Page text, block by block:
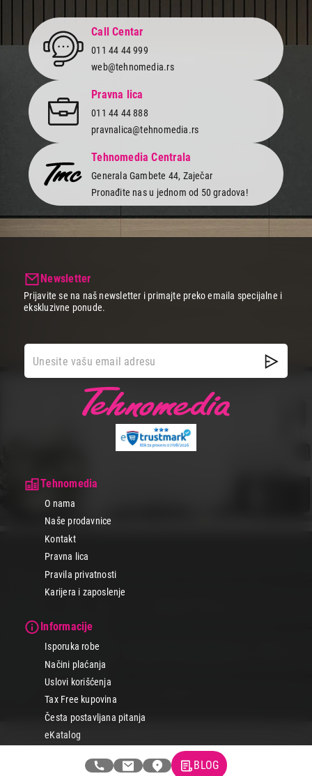
Call Centar
011 44 44 999
web@tehnomedia.rs
Pravna lica
011 44 44 888
pravnalica@tehnomedia.rs
Tehnomedia Centrala
Generala Gambete 44, Zaječar
Pronađite nas u jednom od 50 gradova!
Tehnomedia
O nama
Naše prodavnice
Kontakt
Pravna lica
Pravila privatnosti
Karijera i zaposlenje
Informacije
Isporuka robe
Načini plaćanja
Uslovi korišćenja
Tax Free kupovina
Česta postavljana pitanja
eKatalog
Korisnički servis
Newsletter
Prijavite se na naš newsletter i primajte preko emaila specijalne i
ekskluzivne ponude.
BLOG